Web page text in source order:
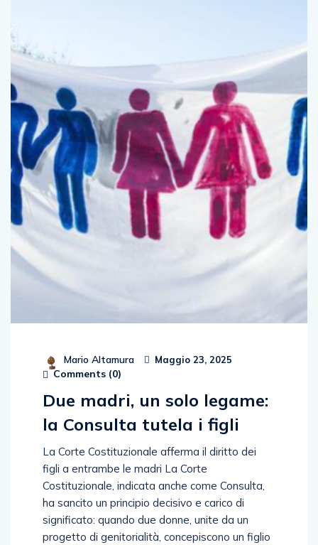
Mario Altamura Maggio 23, 2025
Comments (0)
Due madri, un solo legame:
la Consulta tutela i figli
La Corte Costituzionale afferma il diritto dei
figli a entrambe le madri La Corte
Costituzionale, indicata anche come Consulta,
ha sancito un principio decisivo e carico di
significato: quando due donne, unite da un
progetto di genitorialità, concepiscono un figlio